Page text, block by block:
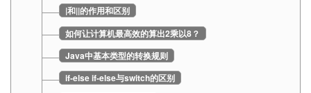
|和||的作用和区别
如何让计算机最高效的算出2乘以8？
Java中基本类型的转换规则
if-else if-else与switch的区别